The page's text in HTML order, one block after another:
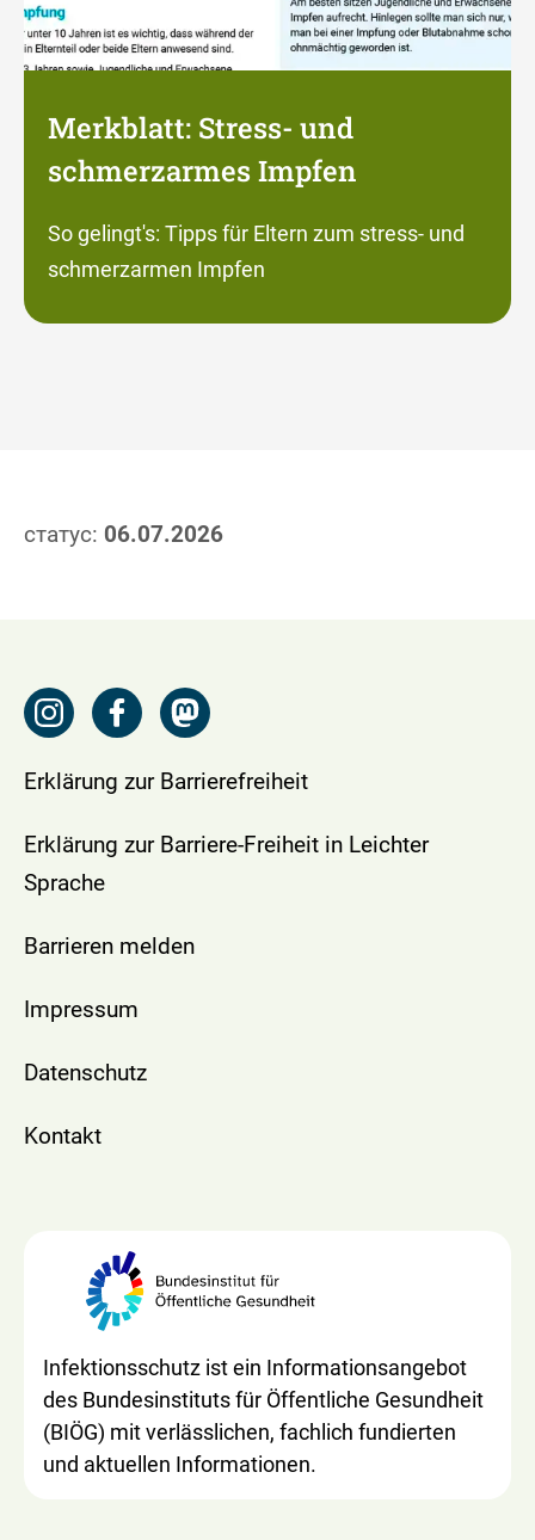
Merkblatt: Stress- und
schmerzarmes Impfen
So gelingt's: Tipps für Eltern zum stress- und
schmerzarmen Impfen
статус: 06.07.2026
Erklärung zur Barrierefreiheit
Erklärung zur Barriere-Freiheit in Leichter
Sprache
Barrieren melden
Impressum
Datenschutz
Kontakt
Infektionsschutz ist ein Informationsangebot
des Bundesinstituts für Öffentliche Gesundheit
(BIÖG) mit verlässlichen, fachlich fundierten
und aktuellen Informationen.